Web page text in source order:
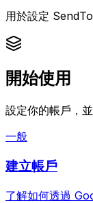
用於設定
開始使用
設定你的帳戶，
一般
建立帳戶
了解如何透過